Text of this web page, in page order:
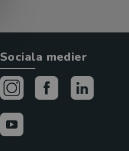
Sociala medier